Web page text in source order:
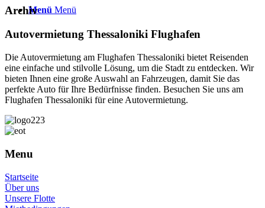
Menü Menü
Archiv
Autovermietung Thessaloniki Flughafen
Die Autovermietung am Flughafen Thessaloniki bietet Reisenden
eine einfache und stilvolle Lösung, um die Stadt zu entdecken. Wir
bieten Ihnen eine große Auswahl an Fahrzeugen, damit Sie das
perfekte Auto für Ihre Bedürfnisse finden. Besuchen Sie uns am
Flughafen Thessaloniki für eine Autovermietung.
Menu
Startseite
Über uns
Unsere Flotte